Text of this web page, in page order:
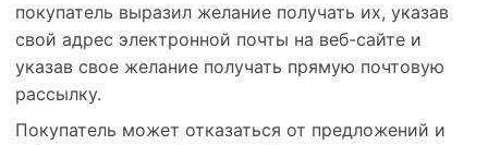
покупатель выразил желание получать их, указав
свой адрес электронной почты на веб-сайте и
указав свое желание получать прямую почтовую
рассылку.
Покупатель может отказаться от предложений и